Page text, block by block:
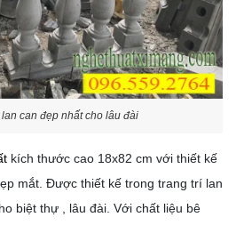
can đẹp nhất cho lâu đài
kích thước cao 18x82 cm với thiết kế
mắt. Được thiết kế trong trang trí lan
biệt thự , lâu đài. Với chất liệu bê